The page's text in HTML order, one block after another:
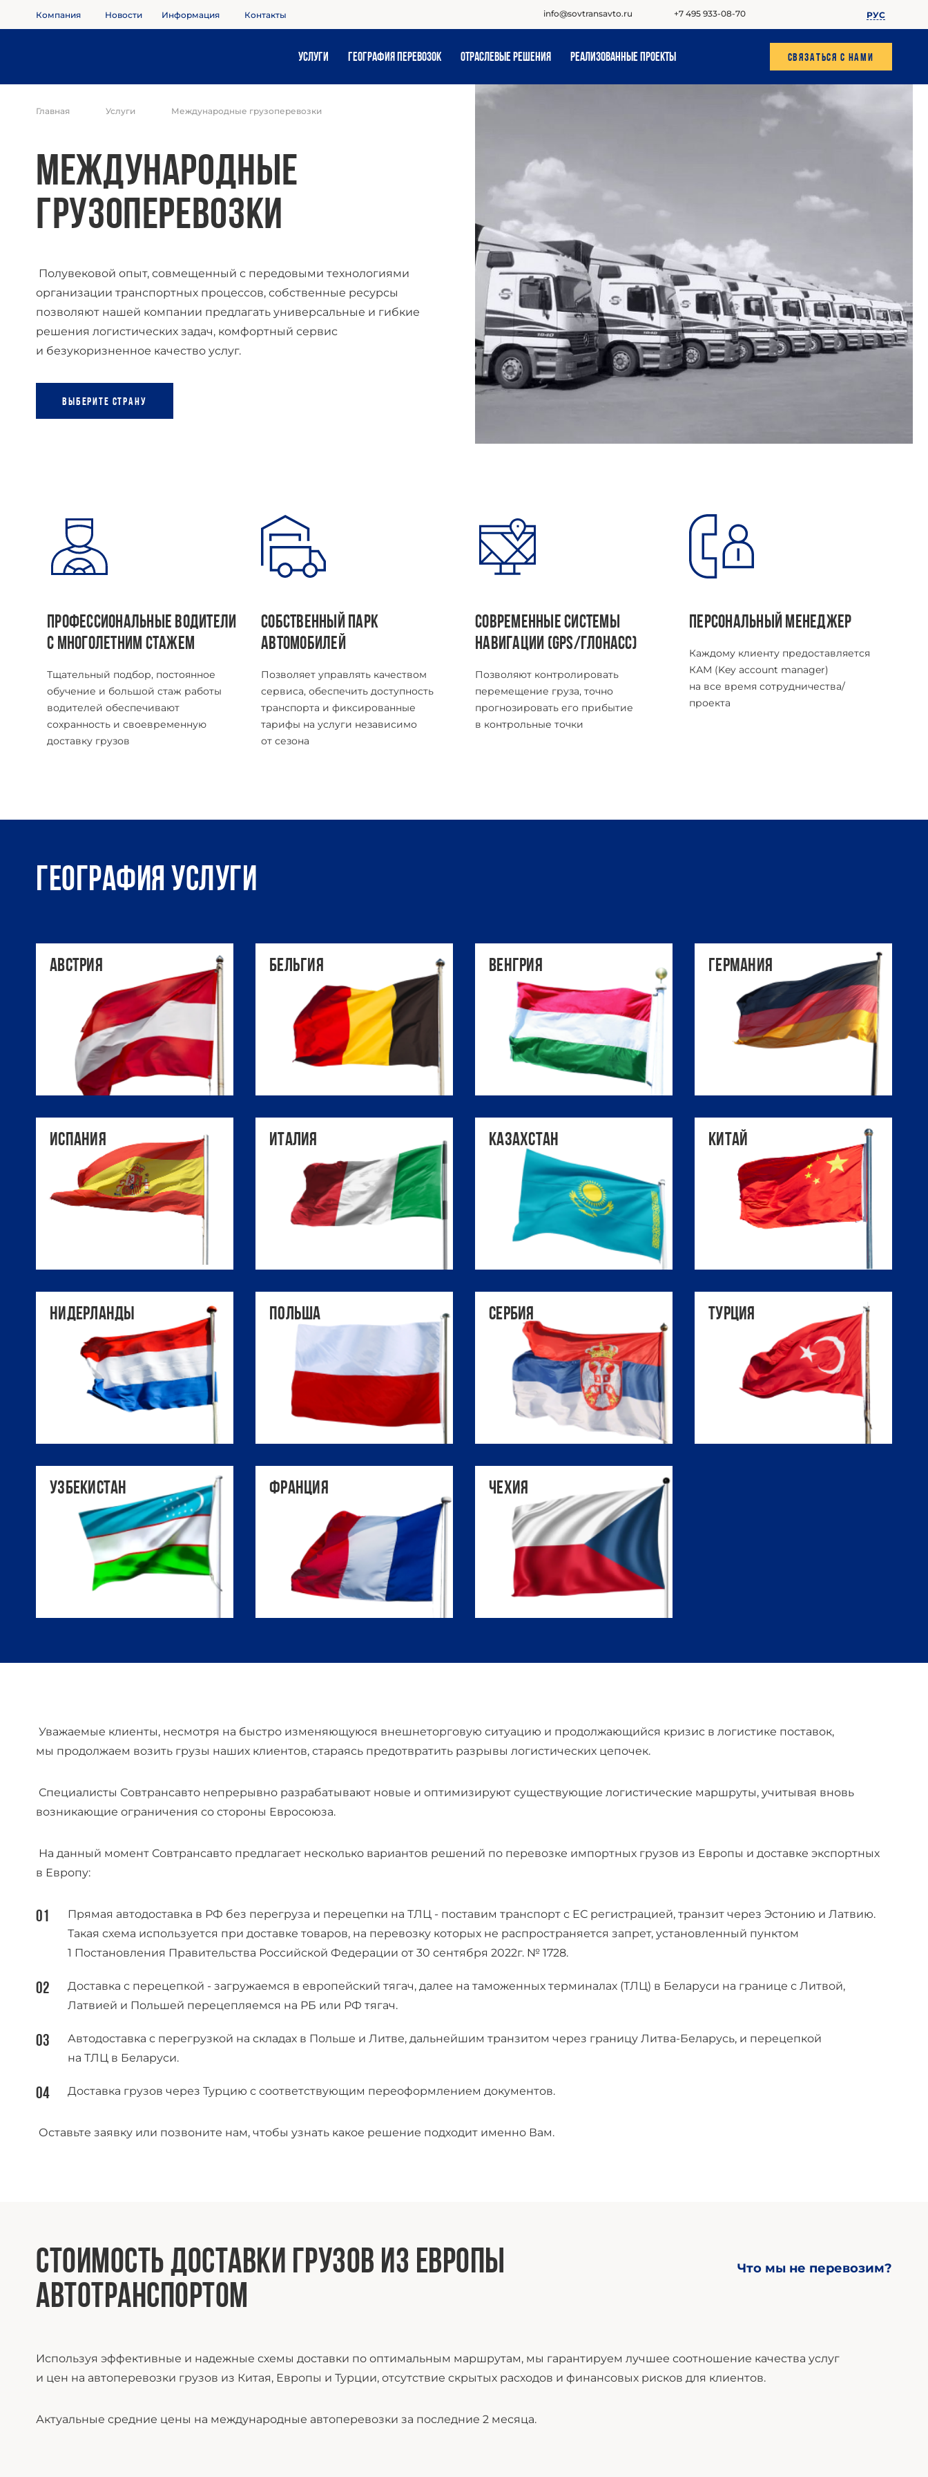
Компания Новости Информация Контакты info@sovtransavto.ru +7 495 933-08-70
Услуги География перевозок Отраслевые решения Реализованные проекты Связаться с нами
РУС
Международные
грузоперевозки
Полувековой опыт, совмещенный с передовыми технологиями
организации транспортных процессов, собственные ресурсы
позволяют нашей компании предлагать универсальные и гибкие
решения логистических задач, комфортный сервис
и безукоризненное качество услуг.
Выберите страну
Главная Услуги Международные грузоперевозки
ПРОФЕССИОНАЛЬНЫЕ ВОДИТЕЛИ
С МНОГОЛЕТНИМ СТАЖЕМ
Тщательный подбор, постоянное
обучение и большой стаж работы
водителей обеспечивают
сохранность и своевременную
доставку грузов
СОБСТВЕННЫЙ ПАРК
АВТОМОБИЛЕЙ
Позволяет управлять качеством
сервиса, обеспечить доступность
транспорта и фиксированные
тарифы на услуги независимо
от сезона
СОВРЕМЕННЫЕ СИСТЕМЫ
НАВИГАЦИИ (GPS/ГЛОНАСС)
Позволяют контролировать
перемещение груза, точно
прогнозировать его прибытие
в контрольные точки
ПЕРСОНАЛЬНЫЙ МЕНЕДЖЕР
Каждому клиенту предоставляется
КАМ (Key account manager)
на все время сотрудничества/
проекта
География услуги
Австрия Бельгия Венгрия Германия
Испания Италия Казахстан Китай
Нидерланды Польша Сербия Турция
Узбекистан Франция Чехия
Уважаемые клиенты, несмотря на быстро изменяющуюся внешнеторговую ситуацию и продолжающийся кризис в логистике поставок,
мы продолжаем возить грузы наших клиентов, стараясь предотвратить разрывы логистических цепочек.
Специалисты Совтрансавто непрерывно разрабатывают новые и оптимизируют существующие логистические маршруты, учитывая вновь
возникающие ограничения со стороны Евросоюза.
На данный момент Совтрансавто предлагает несколько вариантов решений по перевозке импортных грузов из Европы и доставке экспортных
в Европу:
Прямая автодоставка в РФ без перегруза и перецепки на ТЛЦ - поставим транспорт с ЕС регистрацией, транзит через Эстонию и Латвию.
Такая схема используется при доставке товаров, на перевозку которых не распространяется запрет, установленный пунктом
1 Постановления Правительства Российской Федерации от 30 сентября 2022г. № 1728.
Доставка с перецепкой - загружаемся в европейский тягач, далее на таможенных терминалах (ТЛЦ) в Беларуси на границе с Литвой,
Латвией и Польшей перецепляемся на РБ или РФ тягач.
Автодоставка с перегрузкой на складах в Польше и Литве, дальнейшим транзитом через границу Литва-Беларусь, и перецепкой
на ТЛЦ в Беларуси.
Доставка грузов через Турцию с соответствующим переоформлением документов.
Оставьте заявку или позвоните нам, чтобы узнать какое решение подходит именно Вам.
СТОИМОСТЬ ДОСТАВКИ ГРУЗОВ ИЗ ЕВРОПЫ
АВТОТРАНСПОРТОМ
Что мы не перевозим?
Используя эффективные и надежные схемы доставки по оптимальным маршрутам, мы гарантируем лучшее соотношение качества услуг
и цен на автоперевозки грузов из Китая, Европы и Турции, отсутствие скрытых расходов и финансовых рисков для клиентов.
Актуальные средние цены на международные автоперевозки за последние 2 месяца.